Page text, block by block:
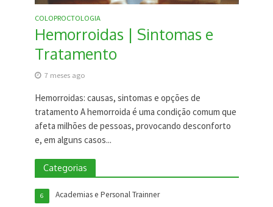
COLOPROCTOLOGIA
Hemorroidas | Sintomas e
Tratamento
7 meses ago
Hemorroidas: causas, sintomas e opções de
tratamento A hemorroida é uma condição comum que
afeta milhões de pessoas, provocando desconforto
e, em alguns casos...
Categorias
Academias e Personal Trainner
6